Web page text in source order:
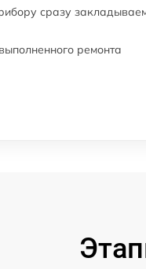
сразу
ремонта